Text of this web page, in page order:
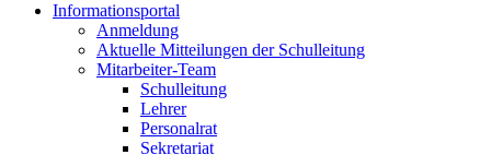
Informationsportal
Anmeldung
Aktuelle Mitteilungen der Schulleitung
Mitarbeiter-Team
Schulleitung
Lehrer
Personalrat
Sekretariat